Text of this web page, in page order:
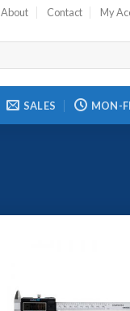
About Contact My
SALES MON-